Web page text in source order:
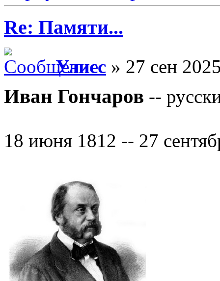
Re: Памяти...
Улисс » 27 сен
Иван Гончаров --
18 июня 1812 -- 27